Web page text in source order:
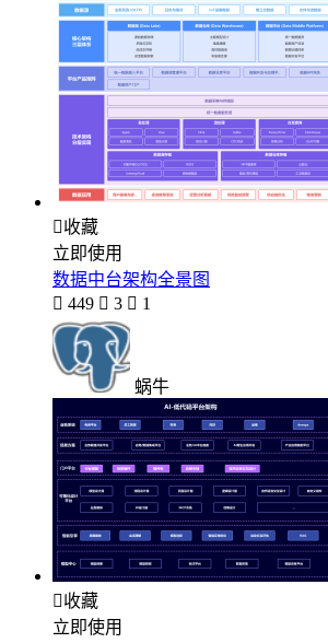
收藏
立即使用
数据中台架构全景图
 449  3  1
蜗牛
收藏
立即使用